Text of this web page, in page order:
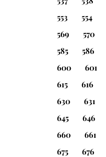
553
554
569
570
585
586
600
601
615
616
630
631
645
646
660
661
675
676